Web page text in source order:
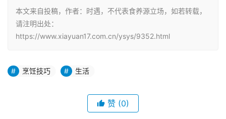
本文来自投稿，作者：时遇，不代表食养源立场，如若转载，
请注明出处：
https://www.xiayuan17.com.cn/ysys/9352.html
烹饪技巧 生活
赞 (0)